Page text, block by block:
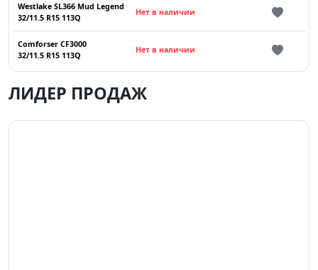
Westlake SL366 Mud Legend
32/11.5 R15 113Q
Нет в наличии
Comforser CF3000
32/11.5 R15 113Q
Нет в наличии
ЛИДЕР ПРОДАЖ